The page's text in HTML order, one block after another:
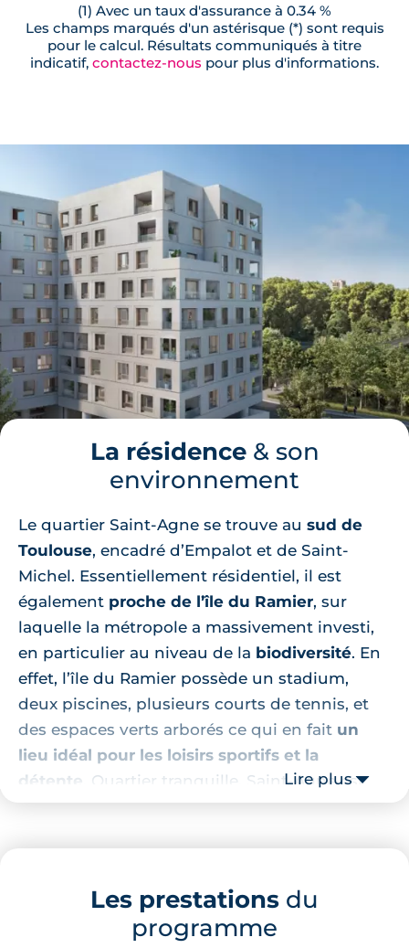
(1) Avec un taux d'assurance à 0.34 %
Les champs marqués d'un astérisque (*) sont requis
pour le calcul. Résultats communiqués à titre
indicatif, contactez-nous pour plus d'informations.
La résidence& son
environnement
Le quartier Saint-Agne se trouve au sud de
Toulouse, encadré d’Empalot et de Saint-
Michel. Essentiellement résidentiel, il est
également proche de l’île du Ramier, sur
laquelle la métropole a massivement investi,
en particulier au niveau de la biodiversité. En
effet, l’île du Ramier possède un stadium,
deux piscines, plusieurs courts de tennis, et
des espaces verts arborés ce qui en fait un
lieu idéal pour les loisirs sportifs et la
détente . Quartier tranquille, Saint-Agne est
désormaisun secteur prisé des jeunes actifs
services de proximitéutiles à la vie
Lire plus
Les prestations du
programme